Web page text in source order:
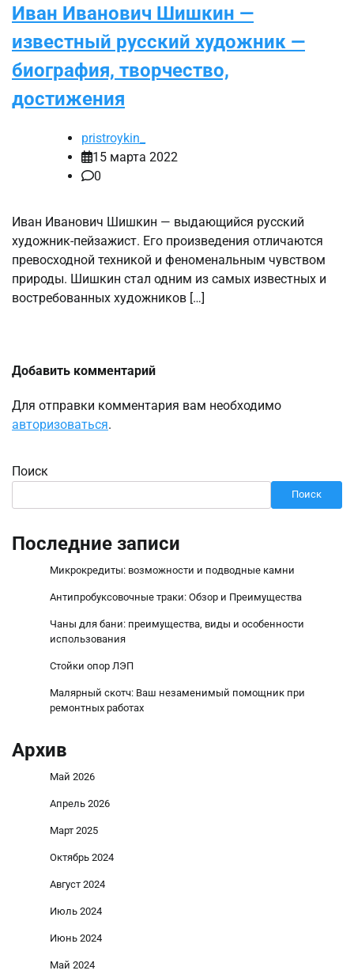
Иван Иванович Шишкин —
известный русский художник —
биография, творчество,
достижения
pristroykin_
15 марта 2022
0
Иван Иванович Шишкин — выдающийся русский
художник-пейзажист. Его произведения отличаются
превосходной техникой и феноменальным чувством
природы. Шишкин стал одним из самых известных и
востребованных художников […]
Добавить комментарий
Для отправки комментария вам необходимо
авторизоваться.
Поиск
Поиск
Последние записи
Микрокредиты: возможности и подводные камни
Антипробуксовочные траки: Обзор и Преимущества
Чаны для бани: преимущества, виды и особенности
использования
Стойки опор ЛЭП
Малярный скотч: Ваш незаменимый помощник при
ремонтных работах
Архив
Май 2026
Апрель 2026
Март 2025
Октябрь 2024
Август 2024
Июль 2024
Июнь 2024
Май 2024